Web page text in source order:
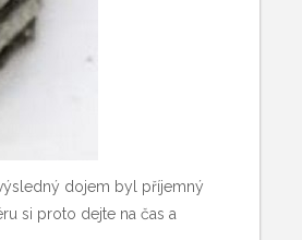
dojem byl příjemný
si proto dejte na čas a